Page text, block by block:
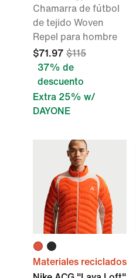
Chamarra de fútbol
de tejido Woven
Repel para hombre
$71.97 $115
37% de
descuento
Extra 25% w/
DAYONE
Materiales reciclados